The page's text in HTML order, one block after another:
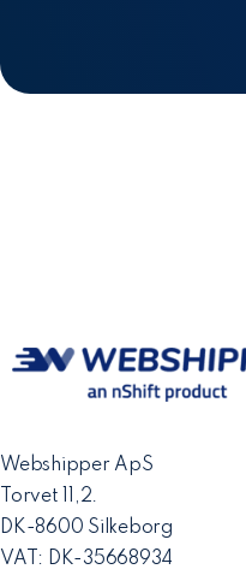
Webshipper ApS
Torvet 11,2.
DK-8600 Silkeborg
VAT: DK-35668934